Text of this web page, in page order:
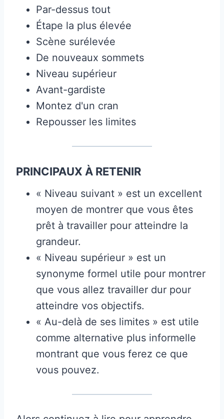
Par-dessus tout
Étape la plus élevée
Scène surélevée
De nouveaux sommets
Niveau supérieur
Avant-gardiste
Montez d'un cran
Repousser les limites
PRINCIPAUX À RETENIR
« Niveau suivant » est un excellent
moyen de montrer que vous êtes
prêt à travailler pour atteindre la
grandeur.
« Niveau supérieur » est un
synonyme formel utile pour montrer
que vous allez travailler dur pour
atteindre vos objectifs.
« Au-delà de ses limites » est utile
comme alternative plus informelle
montrant que vous ferez ce que
vous pouvez.